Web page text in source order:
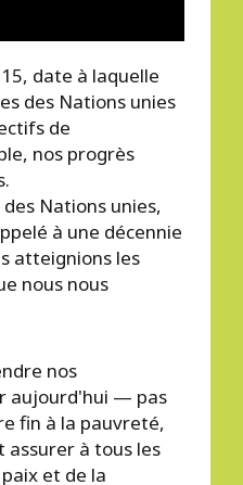
date à laquelle
des Nations unies
de
nos progrès
Nations unies,
à une décennie
atteignions les
nous nous
nos
aujourd'hui — pas
fin à la pauvreté,
à tous les
et de la